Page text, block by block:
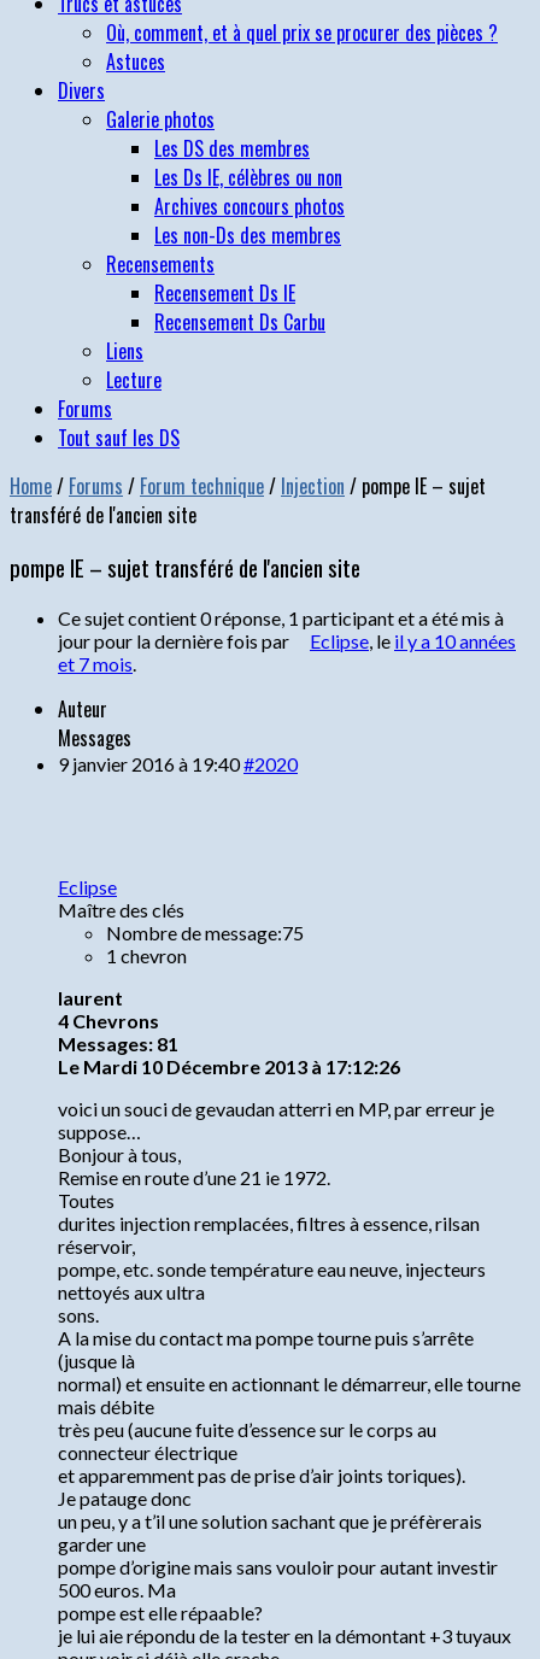
Où, comment, et à quel prix se procurer des pièces ?
Astuces
Divers
Galerie photos
Les DS des membres
Les Ds IE, célèbres ou non
Archives concours photos
Les non-Ds des membres
Recensements
Recensement Ds IE
Recensement Ds Carbu
Liens
Lecture
Forums
Tout sauf les DS
Home/ Forums / Forum technique/ Injection / pompe IE – sujet
transféré de l'ancien site
pompe IE – sujet transféré de l'ancien site
Ce sujet contient 0 réponse, 1 participant et a été mis à
jour pour la dernière fois par
Eclipse, le il y a 10 années
et 7 mois.
Auteur
Messages
9 janvier 2016 à 19:40#2020
Eclipse
Maître des clés
Nombre de message:75
1 chevron
laurent
4 Chevrons
Messages: 81
Le Mardi 10 Décembre 2013 à 17:12:26
voici un souci de gevaudan atterri en MP, par erreur je
suppose…
Bonjour à tous,
Remise en route d’une 21 ie 1972.
Toutes
durites injection remplacées, filtres à essence, rilsan
réservoir,
pompe, etc. sonde température eau neuve, injecteurs
nettoyés aux ultra
sons.
A la mise du contact ma pompe tourne puis s’arrête
(jusque là
normal) et ensuite en actionnant le démarreur, elle tourne
mais débite
très peu (aucune fuite d’essence sur le corps au
connecteur électrique
et apparemment pas de prise d’air joints toriques).
Je patauge donc
un peu, y a t’il une solution sachant que je préfèrerais
garder une
pompe d’origine mais sans vouloir pour autant investir
500 euros. Ma
pompe est elle répaable?
je lui aie répondu de la tester en la démontant +3 tuyaux